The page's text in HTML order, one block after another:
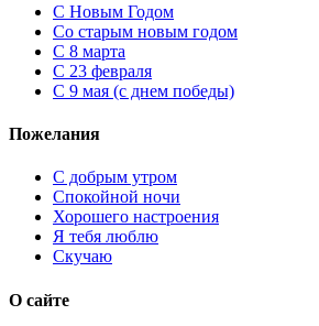
C Новым Годом
Cо старым новым годом
С 8 марта
С 23 февраля
С 9 мая (с днем победы)
Пожелания
С добрым утром
Спокойной ночи
Хорошего настроения
Я тебя люблю
Скучаю
О сайте